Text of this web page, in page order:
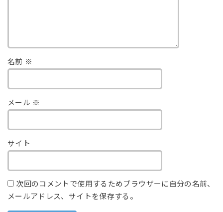
名前 ※
メール ※
サイト
次回のコメントで使用するためブラウザーに自分の名前、
メールアドレス、サイトを保存する。